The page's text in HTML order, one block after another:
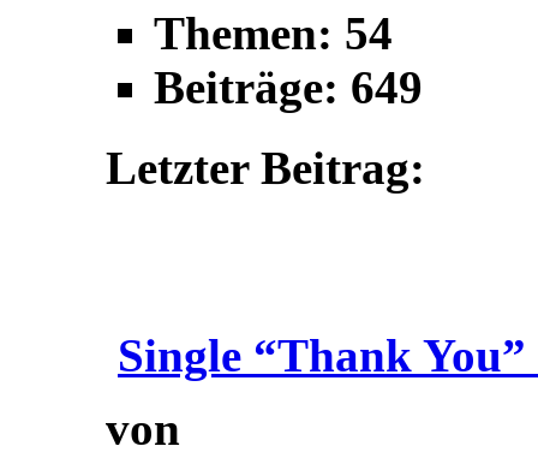
Themen: 54
Beiträge: 649
Letzter Beitrag:
Single “Thank
von